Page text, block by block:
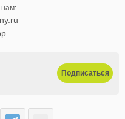
нам:
Подписаться